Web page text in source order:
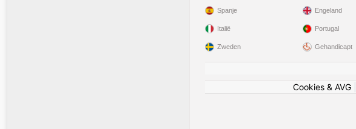
Spanje
Italië
Zweden
Engeland
Portugal
Gehandicapt
Cookies & AVG